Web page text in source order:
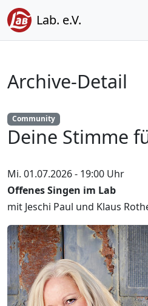
Lab. e.V.
Archive-Detail
Community
Deine Stimme
Mi. 01.07.2026 - 19:00 Uhr
Offenes Singen im Lab
mit Jeschi Paul und Klaus